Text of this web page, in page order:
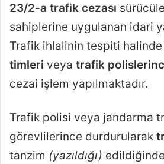
23/2-a trafik cezası
sahiplerine uygulanan idari
Trafik ihlalinin tespiti halinde
timleri veya trafik
cezai işlem yapılmaktadır.
Trafik polisi veya jandarma
görevlilerince durdurularak
tanzim (yazıldığı) edildiğinde